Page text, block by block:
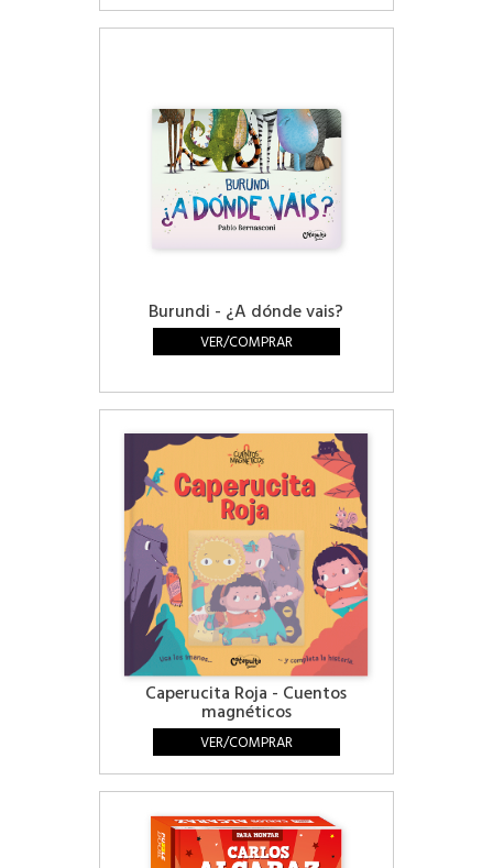
Burundi - ¿A dónde vais?
VER/COMPRAR
Caperucita Roja - Cuentos
magnéticos
VER/COMPRAR